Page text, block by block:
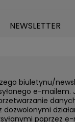
NEWSLETTER
biuletynu/
e-mailem.
poprzez e-